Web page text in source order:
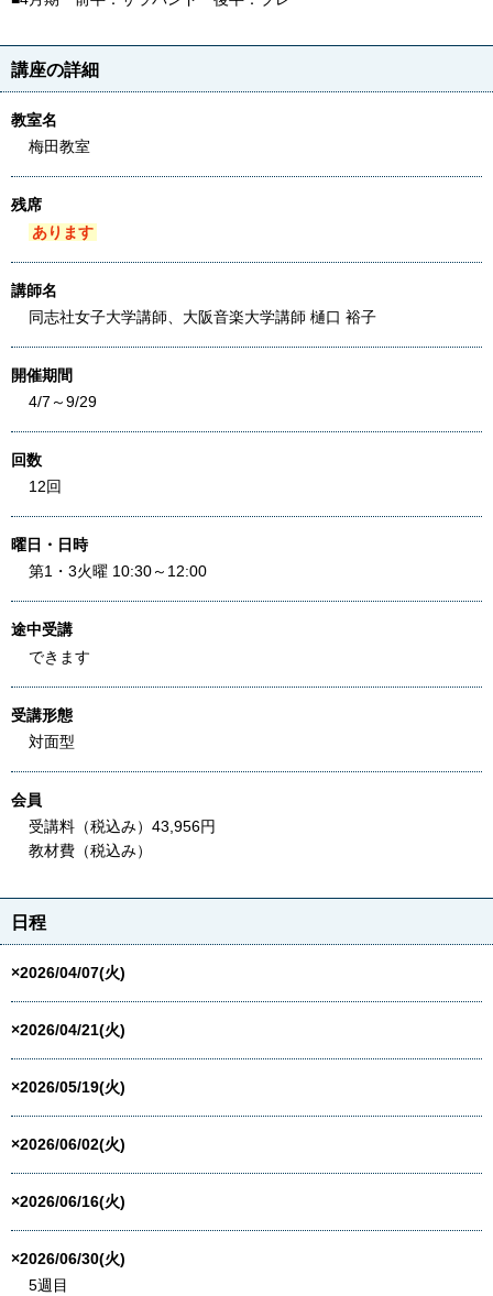
講座の詳細
教室名
梅田教室
残席
あります
講師名
同志社女子大学講師、大阪音楽大学講師 樋口 裕子
開催期間
4/7～9/29
回数
12回
曜日・日時
第1・3火曜 10:30～12:00
途中受講
できます
受講形態
対面型
会員
受講料（税込み）43,956円
教材費（税込み）
日程
×2026/04/07(火)
×2026/04/21(火)
×2026/05/19(火)
×2026/06/02(火)
×2026/06/16(火)
×2026/06/30(火)
5週目